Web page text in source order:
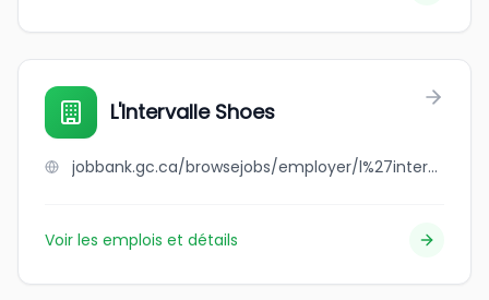
L'Intervalle Shoes
jobbank.gc.ca/browsejobs/employer/l%27intervalle+shoes/ca
Voir les emplois et détails